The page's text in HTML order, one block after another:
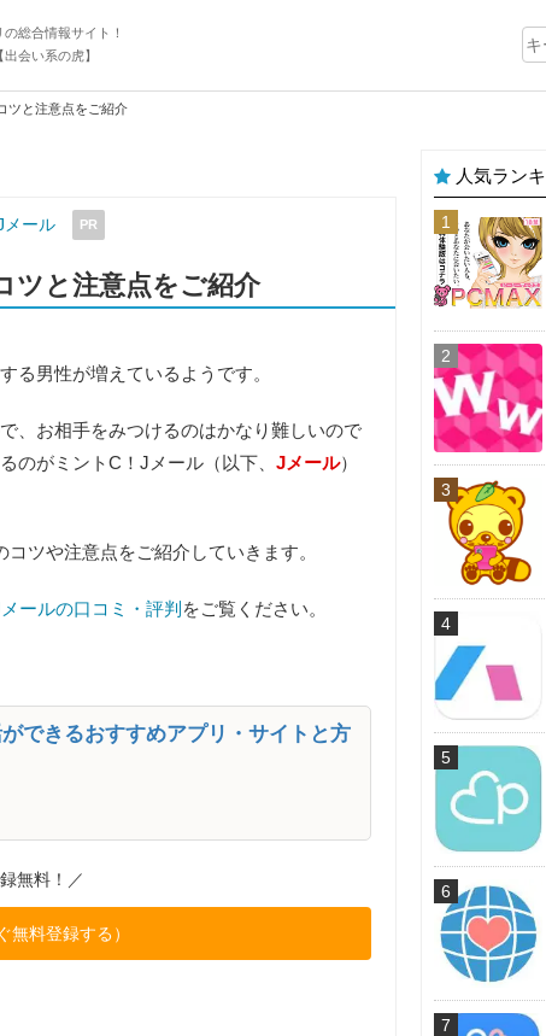
総合情報サイト！
会い系の虎】
ツと注意点をご紹介
メール PR
ツと注意点をご紹介
る男性が増えているようです。
、お相手をみつけるのはかなり難しいので
のがミントC！Jメール（以下、 Jメール）
コツや注意点をご紹介していきます。
ールの口コミ・評判 をご覧ください。
できるおすすめアプリ・サイトと方
無料！／
無料登録する）
人気ラン
1
2
3
4
5
6
7